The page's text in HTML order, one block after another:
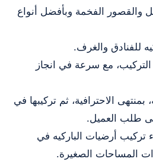
والقصور الفخمة وبأفضل أنواع
للفنادق والغرف.
التركيب، مع سرعة في انجاز
بمنتهى الاحترافية، ثم تركيبها في
طلب العميل.
تركيب أرضيات الباركيه في
المساحات الصغيرة.